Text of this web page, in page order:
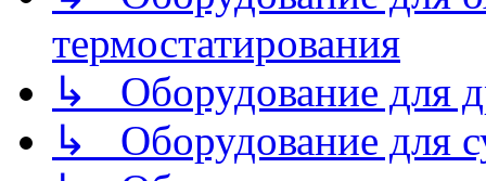
термостатирования
↳ Оборудование для
↳ Оборудование для